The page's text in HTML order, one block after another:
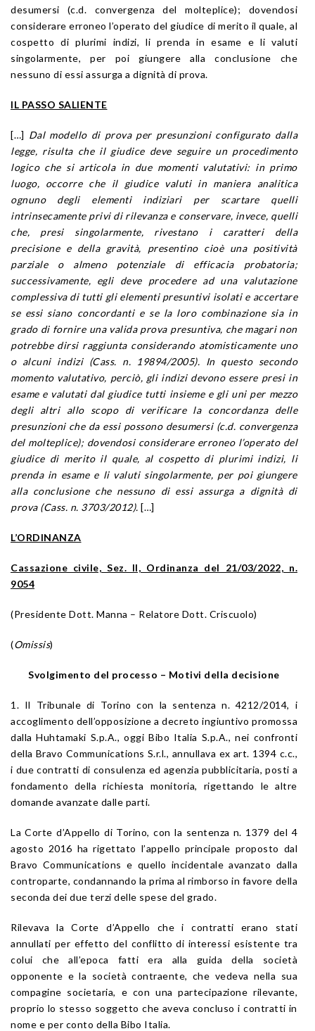
desumersi (c.d. convergenza del molteplice); dovendosi
considerare erroneo l’operato del giudice di merito il quale, al
cospetto di plurimi indizi, li prenda in esame e li valuti
singolarmente, per poi giungere alla conclusione che
nessuno di essi assurga a dignità di prova.
IL PASSO SALIENTE
[…] Dal modello di prova per presunzioni configurato dalla
legge, risulta che il giudice deve seguire un procedimento
logico che si articola in due momenti valutativi: in primo
luogo, occorre che il giudice valuti in maniera analitica
ognuno degli elementi indiziari per scartare quelli
intrinsecamente privi di rilevanza e conservare, invece, quelli
che, presi singolarmente, rivestano i caratteri della
precisione e della gravità, presentino cioè una positività
parziale o almeno potenziale di efficacia probatoria;
successivamente, egli deve procedere ad una valutazione
complessiva di tutti gli elementi presuntivi isolati e accertare
se essi siano concordanti e se la loro combinazione sia in
grado di fornire una valida prova presuntiva, che magari non
potrebbe dirsi raggiunta considerando atomisticamente uno
o alcuni indizi (Cass. n. 19894/2005). In questo secondo
momento valutativo, perciò, gli indizi devono essere presi in
esame e valutati dal giudice tutti insieme e gli uni per mezzo
degli altri allo scopo di verificare la concordanza delle
presunzioni che da essi possono desumersi (c.d. convergenza
del molteplice); dovendosi considerare erroneo l’operato del
giudice di merito il quale, al cospetto di plurimi indizi, li
prenda in esame e li valuti singolarmente, per poi giungere
alla conclusione che nessuno di essi assurga a dignità di
prova (Cass. n. 3703/2012). […]
L’ORDINANZA
Cassazione civile, Sez. II, Ordinanza del 21/03/2022, n.
9054
(Presidente Dott. Manna – Relatore Dott. Criscuolo)
(Omissis)
Svolgimento del processo – Motivi della decisione
1. Il Tribunale di Torino con la sentenza n. 4212/2014, i
accoglimento dell’opposizione a decreto ingiuntivo promossa
dalla Huhtamaki S.p.A., oggi Bibo Italia S.p.A., nei confronti
della Bravo Communications S.r.l., annullava ex art. 1394 c.c.,
i due contratti di consulenza ed agenzia pubblicitaria, posti a
fondamento della richiesta monitoria, rigettando le altre
domande avanzate dalle parti.
La Corte d’Appello di Torino, con la sentenza n. 1379 del 4
agosto 2016 ha rigettato l’appello principale proposto dal
Bravo Communications e quello incidentale avanzato dalla
controparte, condannando la prima al rimborso in favore della
seconda dei due terzi delle spese del grado.
Rilevava la Corte d’Appello che i contratti erano stati
annullati per effetto del conflitto di interessi esistente tra
colui che all’epoca fatti era alla guida della società
opponente e la società contraente, che vedeva nella sua
compagine societaria, e con una partecipazione rilevante,
proprio lo stesso soggetto che aveva concluso i contratti in
nome e per conto della Bibo Italia.